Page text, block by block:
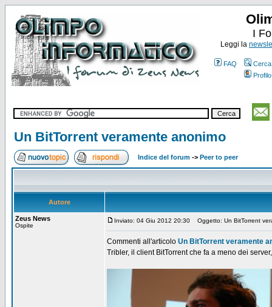
I
Leggi la
FAQ
Cerca
Profilo
Un BitTorrent veramente anonimo
Indice del forum -> Peer to peer
Autore
Zeus News
Ospite
Inviato: 04 Giu 2012 20:30 Oggetto: Un BitTorrent
Commenti all'articolo Un BitTorrent veramente
Tribler, il client BitTorrent che fa a meno dei